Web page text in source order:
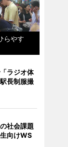
らやす
ラジオ体
長制服撮
社会課題
向けWS